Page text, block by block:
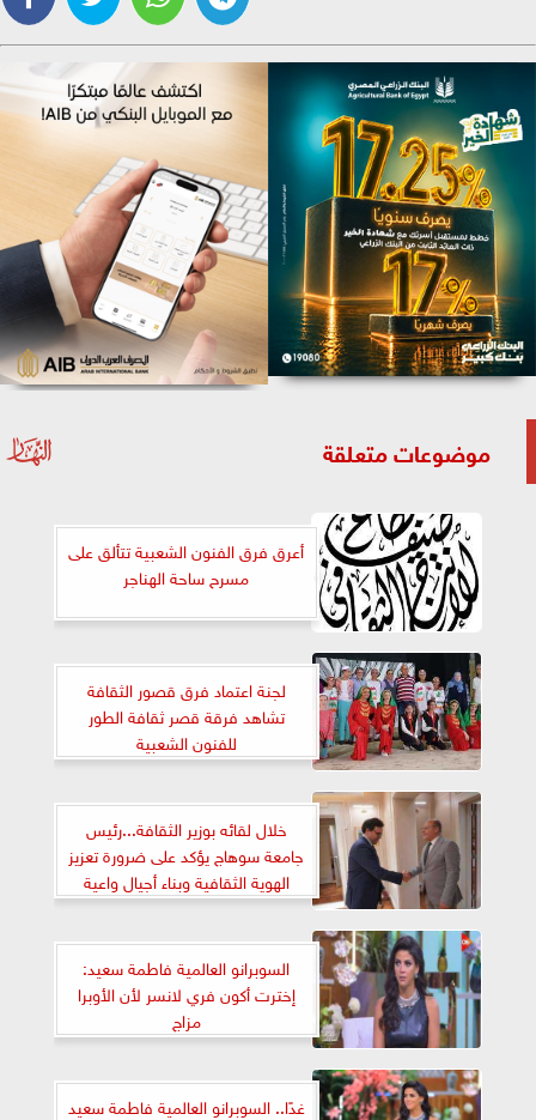
موضوعات متعلقة
أعرق فرق الفنون الشعبية تتألق على
مسرح ساحة الهناجر
لجنة اعتماد فرق قصور الثقافة
تشاهد فرقة قصر ثقافة الطور
للفنون الشعبية
خلال لقائه بوزير الثقافة...رئيس
جامعة سوهاج يؤكد على ضرورة تعزيز
الهوية الثقافية وبناء أجيال واعية
السوبرانو العالمية فاطمة سعيد:
إخترت أكون فري لانسر لأن الأوبرا
مزاج
غدًا.. السوبرانو العالمية فاطمة سعيد